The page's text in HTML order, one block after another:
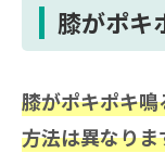
膝がポキ
膝がポキポキ
方法は異なりま